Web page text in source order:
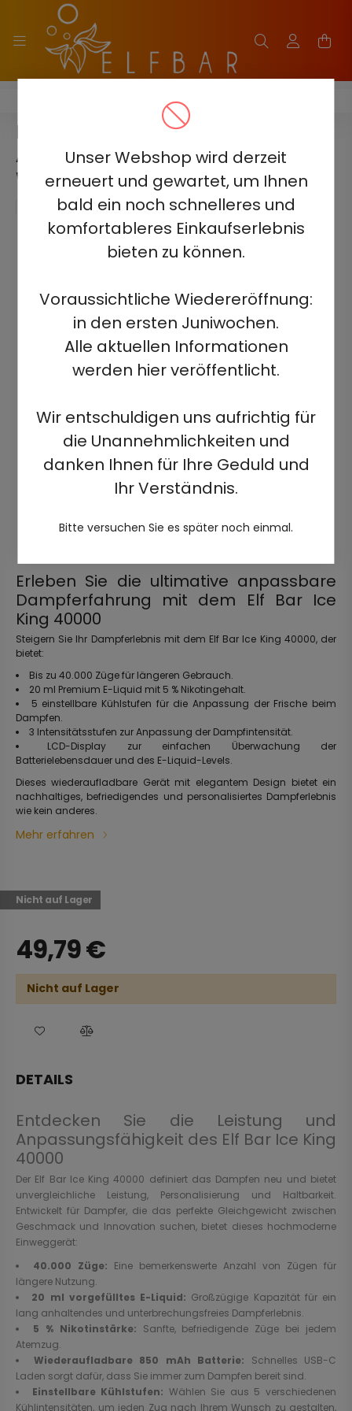
Unser Webshop wird derzeit
erneuert und gewartet, um Ihnen
bald ein noch schnelleres und
komfortableres Einkaufserlebnis
bieten zu können.
Voraussichtliche Wiedereröffnung:
in den ersten Juniwochen.
Alle aktuellen Informationen
werden hier veröffentlicht.
Wir entschuldigen uns aufrichtig für
die Unannehmlichkeiten und
danken Ihnen für Ihre Geduld und
Ihr Verständnis.
Bitte versuchen Sie es später noch einmal.
ELF BAR ICE KING 40000
ELF BAR ICE KING 40000 -
AMERICANO ICE 5%
WIEDERAUFLADBAR
Erleben Sie die ultimative anpassbare
Dampferfahrung mit dem Elf Bar Ice
King 40000
Steigern Sie Ihr Dampferlebnis mit dem Elf Bar Ice King 40000, der
bietet:
Bis zu 40.000 Züge für längeren Gebrauch.
20 ml Premium E-Liquid mit 5 % Nikotingehalt.
5 einstellbare Kühlstufen für die Anpassung der Frische beim
Dampfen.
3 Intensitätsstufen zur Anpassung der Dampfintensität.
LCD-Display zur einfachen Überwachung der
Batterielebensdauer und des E-Liquid-Levels.
Dieses wiederaufladbare Gerät mit elegantem Design bietet ein
nachhaltiges, befriedigendes und personalisiertes Dampferlebnis
wie kein anderes.
Mehr erfahren
Nicht auf Lager
49,79€
Nicht auf Lager
DETAILS
Entdecken Sie die Leistung und
Anpassungsfähigkeit des Elf Bar Ice King
40000
Der Elf Bar Ice King 40000 definiert das Dampfen neu und bietet
unvergleichliche Leistung, Personalisierung und Haltbarkeit.
Entwickelt für Dampfer, die das perfekte Gleichgewicht zwischen
Geschmack und Innovation suchen, bietet dieses hochmoderne
Einweggerät:
40.000 Züge: Eine bemerkenswerte Anzahl von Zügen für
längere Nutzung.
20 ml vorgefülltes E-Liquid: Großzügige Kapazität für ein
lang anhaltendes und unterbrechungsfreies Dampferlebnis.
5 % Nikotinstärke: Sanfte, befriedigende Züge bei jedem
Atemzug.
Wiederaufladbare 850 mAh Batterie: Schnelles USB-C
Laden sorgt dafür, dass Sie immer zum Dampfen bereit sind.
Einstellbare Kühlstufen: Wählen Sie aus 5 verschiedenen
Kühlintensitäten, um jeden Zug nach Ihrem Wunsch zu gestalten,